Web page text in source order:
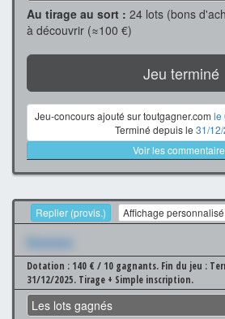
Au tirage au sort : 24 lots (bons
à découvrir (≈100 €)
Jeu terminé
Jeu-concours ajouté sur toutgagner.com le
Terminé depuis le 31/
Voir les
Replier (provis.) Affichage personnalisé
Xxxxxxx
Dotation : 140 € / 10 gagnants. Fin du jeu :
31/12/2025. Tirage + Simple inscription.
Les lots gagnés